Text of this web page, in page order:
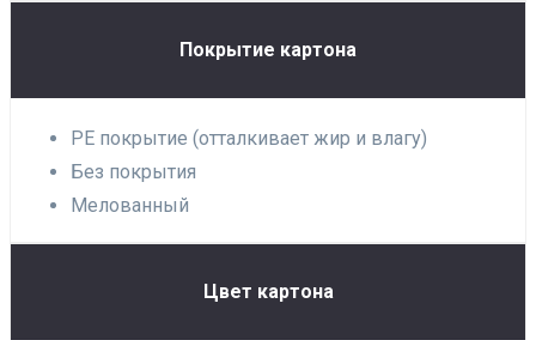
Покрытие картона
PE покрытие (отталкивает жир и влагу)
Без покрытия
Мелованный
Цвет картона